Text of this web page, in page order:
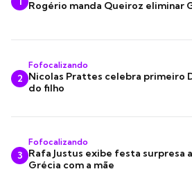
Rogério manda Queiroz eliminar
2
Fofocalizando
Nicolas Prattes celebra primeiro
do filho
3
Fofocalizando
Rafa Justus exibe festa surpresa
Grécia com a mãe